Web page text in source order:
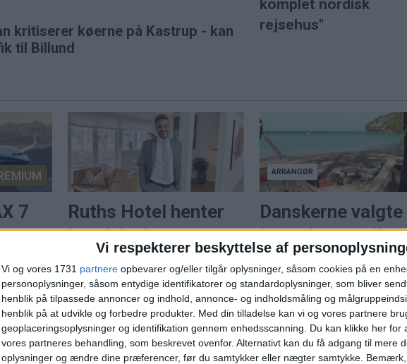
Vi respekterer beskyttelse af
Vi og vores 1731 partnere opbevarer og/eller tilgår oplysninger, såsom cookies på en
personoplysninger, såsom entydige identifikatorer og standardoplysninger, som bliver
henblik på tilpassede annoncer og indhold, annonce- og indholdsmåling og
henblik på at udvikle og forbedre produkter. Med din tilladelse kan vi og vores partnere
geoplaceringsoplysninger og identifikation gennem enhedsscanning. Du kan klikke her for
vores partneres behandling, som beskrevet ovenfor. Alternativt kan du få adgang til mere
oplysninger og ændre dine præferencer, før du samtykker eller nægter samtykke.
kritiserer køerne på Kastrup - kan
til Billund
komplet nordisk
rejsehus"
7
at
Ruths Hotel henter
hotelchef internt
Jacob Brink Lauridsen er ny
hotelchef og skal samle drift,
medarbejdere og
gæsteoplevelsen på tværs af
hele Ruths Hotel.
ARRANGØR
Danskerne valgte
igen charter til
sydens topmål
Mallorca topper endnu en
sommer hos Spies, der
om rekordjuli, fyldte fly og
tendens til senere booking.